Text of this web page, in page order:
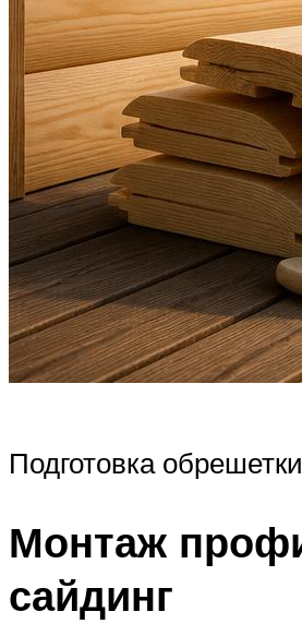
Подготовка обрешетки
Монтаж
сайдинг